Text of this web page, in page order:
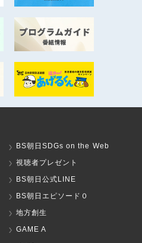
BS朝日SDGs on the Web
視聴者プレゼント
BS朝日公式LINE
BS朝日エピソード０
地方創生
GAME A